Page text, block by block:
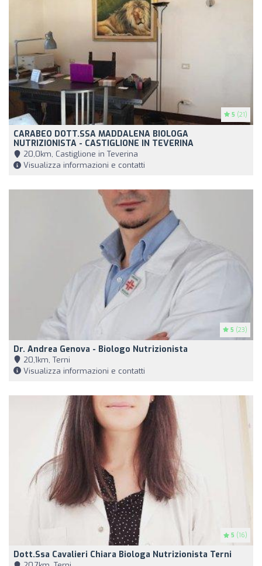
5 (21)
CARABEO DOTT.SSA MADDALENA BIOLOGA
NUTRIZIONISTA - CASTIGLIONE IN TEVERINA
20,0km, Castiglione in Teverina
Visualizza informazioni e contatti
5 (23)
Dr. Andrea Genova - Biologo Nutrizionista
20,1km, Terni
Visualizza informazioni e contatti
5 (16)
Dott.ssa Cavalieri Chiara Biologa Nutrizionista Terni